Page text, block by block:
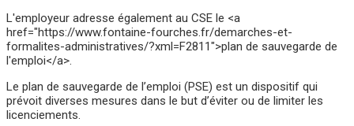
L'employeur adresse également au CSE le <a
href="https://www.fontaine-fourches.fr/demarches-et-
formalites-administratives/?xml=F2811">plan de sauvegarde de
l'emploi</a>.
Le plan de sauvegarde de l’emploi (PSE) est un dispositif qui
prévoit diverses mesures dans le but d’éviter ou de limiter les
licenciements.